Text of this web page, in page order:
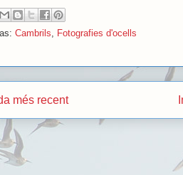
Cambrils, Fotografies d'ocells
més recent